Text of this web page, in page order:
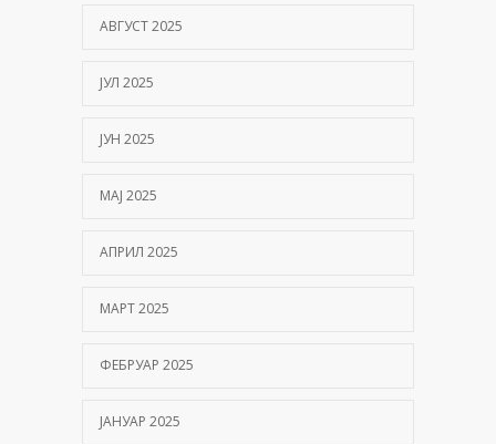
АВГУСТ 2025
ЈУЛ 2025
ЈУН 2025
МАЈ 2025
АПРИЛ 2025
МАРТ 2025
ФЕБРУАР 2025
ЈАНУАР 2025